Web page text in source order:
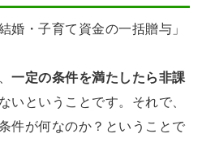
婚・子育て資金の一括贈与」
一定の条件を満たしたら非課
いということです。それで、
件が何なのか？ということで